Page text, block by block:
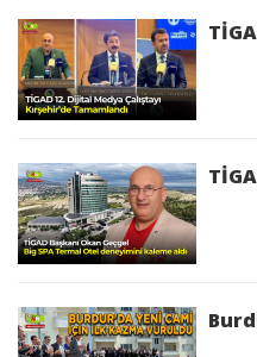
Türkiye'nin dört bir
uygun fiyat politikası
Sosyal belediyecilik
kapasitesiyle